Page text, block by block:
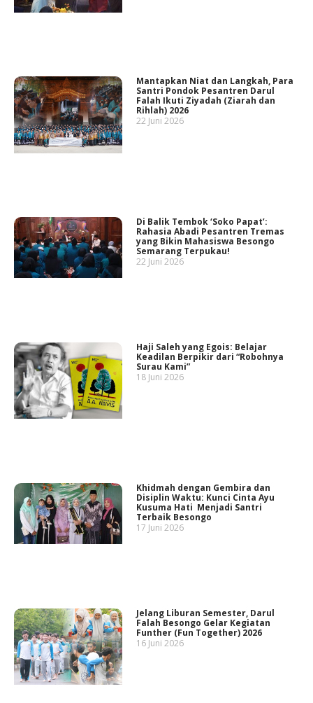
Mantapkan Niat dan Langkah, Para
Santri Pondok Pesantren Darul
Falah Ikuti Ziyadah (Ziarah dan
Rihlah) 2026
22 Juni 2026
Di Balik Tembok ‘Soko Papat’:
Rahasia Abadi Pesantren Tremas
yang Bikin Mahasiswa Besongo
Semarang Terpukau!
22 Juni 2026
Haji Saleh yang Egois: Belajar
Keadilan Berpikir dari “Robohnya
Surau Kami”
18 Juni 2026
Khidmah dengan Gembira dan
Disiplin Waktu: Kunci Cinta Ayu
Kusuma Hati Menjadi Santri
Terbaik Besongo
17 Juni 2026
Jelang Liburan Semester, Darul
Falah Besongo Gelar Kegiatan
Funther (Fun Together) 2026
16 Juni 2026